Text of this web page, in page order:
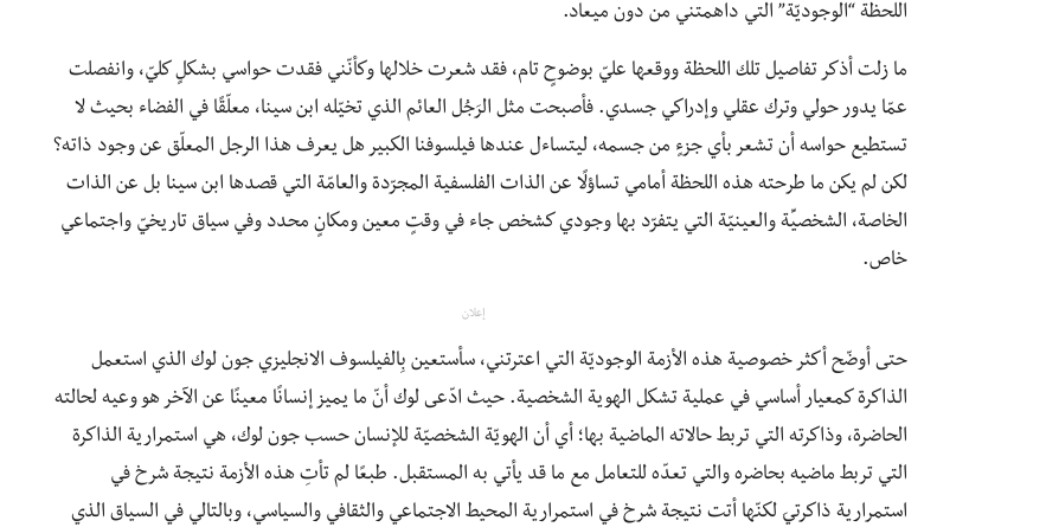
اللحظة “الوجوديّة” التي داهمتني من دون ميعاد.
ما زلت أذكر تفاصيل تلك اللحظة ووقعها عليّ بوضوحٍ تام، فقد شعرت خلالها وكأنّني فقدت حواسي بشكلٍ كليّ، وانفصلت
عمّا يدور حولي وترك عقلي وإدراكي جسدي. فأصبحت مثل الرَجُل العائم الذي تخيّله ابن سينا، معلّقًا في الفضاء بحيث لا
تستطيع حواسه أن تشعر بأي جزءٍ من جسمه، ليتساءل عندها فيلسوفنا الكبير هل يعرف هذا الرجل المعلّق عن وجود ذاته؟
لكن لم يكن ما طرحته هذه اللحظة أمامي تساؤلًا عن الذات الفلسفية المجرّدة والعامّة التي قصدها ابن سينا بل عن الذات
الخاصة، الشخصيِّة والعينيّة التي يتفرّد بها وجودي كشخص جاء في وقتٍ معين ومكانٍ محدد وفي سياق تاريخيّ واجتماعي
خاص.
إعلان
حتى أوضّح أكثر خصوصية هذه الأزمة الوجوديّة التي اعترتني، سأستعين بِالفيلسوف الانجليزي جون لوك الذي ‏استعمل
الذاكرة كمعيار ‏أساسي في عملية تشكل الهوية الشخصية. ‏حيث ادّعى لوك أنّ ما يميز إنسانًا معينًا عن الآخر ‏هو ‏وعيه لحالته
الحاضرة، وذاكرته التي تربط حالاته الماضية بها؛ أي أن الهويّة الشخصيّة للإنسان حسب جون لوك، هي استمرارية الذاكرة
التي تربط ماضيه بحاضره والتي تعدّه للتعامل مع ما قد يأتي به المستقبل. طبعًا لم تأتِ هذه الأزمة نتيجة شرخ في
استمرارية ‏ذاكرتي ‏لكنّها أتت ‏نتيجة شرخ في استمرارية المحيط الاجتماعي والثقافي والسياسي، وبالتالي في السياق الذي